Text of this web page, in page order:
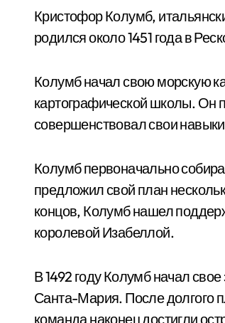
Кристофор Колумб,
родился около 1451 года в
Колумб начал свою морскую
картографической школы. Он
совершенствовал свои
Колумб первоначально
предложил свой план
концов, Колумб нашел
королевой Изабеллой.
В 1492 году Колумб начал
Санта-Мария. После долгого
команда наконец достигли